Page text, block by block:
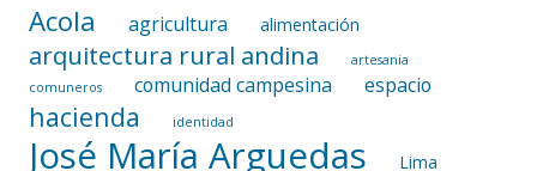
Acola agricultura alimentación
arquitectura rural andina
artesania
comuneros
comunidad campesina espacio
hacienda identidad
José María Arguedas Lima